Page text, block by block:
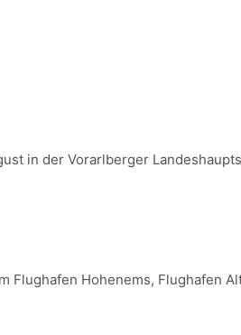
in der Vorarlberger
Flughafen Hohenems, Flughafen